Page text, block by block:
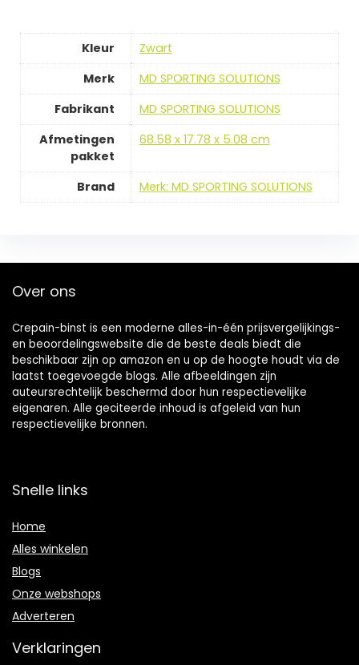
Kleur
‎Zwart
Merk
‎MD SPORTING SOLUTIONS
Fabrikant
‎MD SPORTING SOLUTIONS
Afmetingen
pakket
‎68.58 x 17.78 x 5.08 cm
Brand Merk: MD SPORTING SOLUTIONS
Over ons
Crepain-binst is een moderne alles-in-één prijsvergelijkings-
en beoordelingswebsite die de beste deals biedt die
beschikbaar zijn op amazon en u op de hoogte houdt via de
laatst toegevoegde blogs. Alle afbeeldingen zijn
auteursrechtelijk beschermd door hun respectievelijke
eigenaren. Alle geciteerde inhoud is afgeleid van hun
respectievelijke bronnen.
Snelle links
Home
Alles winkelen
Blogs
Onze webshops
Adverteren
Verklaringen